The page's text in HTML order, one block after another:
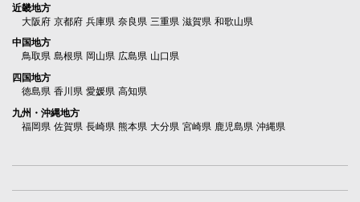
近畿地方
大阪府 京都府 兵庫県 奈良県 三重県 滋賀県 和歌山県
中国地方
鳥取県 島根県 岡山県 広島県 山口県
四国地方
徳島県 香川県 愛媛県 高知県
九州・沖縄地方
福岡県 佐賀県 長崎県 熊本県 大分県 宮崎県 鹿児島県 沖縄県